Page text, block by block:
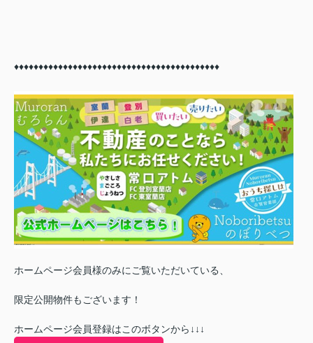
♦♦♦♦♦♦♦♦♦♦♦♦♦♦♦♦♦♦♦♦♦♦♦♦♦♦♦♦♦♦♦♦♦♦♦♦♦♦♦♦♦♦
ホームページ会員様のみにご覧いただいている、
限定公開物件もございます！
ホームページ会員登録はこのボタンから↓↓↓